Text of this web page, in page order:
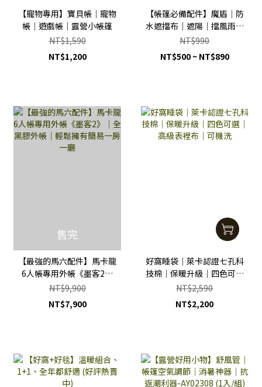
【寵物專用】寶貝帳｜寵物
帳｜遊戲帳｜露營小帳篷
NT$1,590
NT$1,200
【帳篷必備配件】魔盾｜防
水遮擋布｜遮陽｜擋風雨｜
防窺視｜兩個尺寸實用更方
NT$990
NT$500 ~ NT$890
售完
【最強的馬六配件】馬卡龍
6人帳專用外帳《墨客2》
｜全黑膠外帳｜輕鬆擁有簡
易一房一廳
NT$9,900
NT$7,900
好窩睡袋｜萊卡認證七孔科
技棉｜保暖升級｜四色可選
｜高級表裡布｜可機洗
NT$2,590
NT$2,200